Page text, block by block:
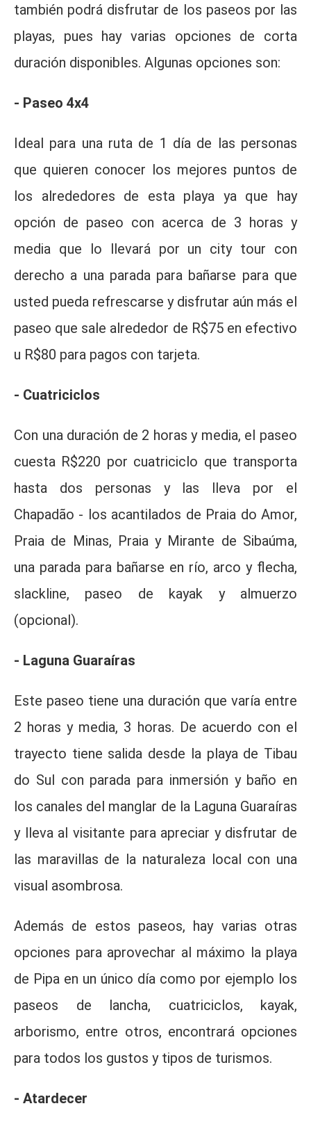
también podrá disfrutar de los paseos por las
playas, pues hay varias opciones de corta
duración disponibles. Algunas opciones son:
- Paseo 4x4
Ideal para una ruta de 1 día de las personas
que quieren conocer los mejores puntos de
los alrededores de esta playa ya que hay
opción de paseo con acerca de 3 horas y
media que lo llevará por un city tour con
derecho a una parada para bañarse para que
usted pueda refrescarse y disfrutar aún más el
paseo que sale alrededor de R$75 en efectivo
u R$80 para pagos con tarjeta.
- Cuatriciclos
Con una duración de 2 horas y media, el paseo
cuesta R$220 por cuatriciclo que transporta
hasta dos personas y las lleva por el
Chapadão - los acantilados de Praia do Amor,
Praia de Minas, Praia y Mirante de Sibaúma,
una parada para bañarse en río, arco y flecha,
slackline, paseo de kayak y almuerzo
(opcional).
- Laguna Guaraíras
Este paseo tiene una duración que varía entre
2 horas y media, 3 horas. De acuerdo con el
trayecto tiene salida desde la playa de Tibau
do Sul con parada para inmersión y baño en
los canales del manglar de la Laguna Guaraíras
y lleva al visitante para apreciar y disfrutar de
las maravillas de la naturaleza local con una
visual asombrosa.
Además de estos paseos, hay varias otras
opciones para aprovechar al máximo la playa
de Pipa en un único día como por ejemplo los
paseos de lancha, cuatriciclos, kayak,
arborismo, entre otros, encontrará opciones
para todos los gustos y tipos de turismos.
- Atardecer